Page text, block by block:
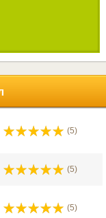
(5)
(5)
(5)